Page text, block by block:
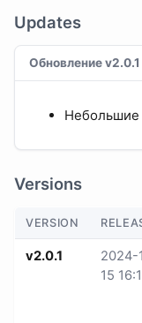
Updates
Обновление v2.0.1
Небольшие
Versions
VERSION
v2.0.1
2024-
15